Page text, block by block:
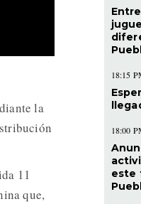
la
11
que,
18:15
18:00
este